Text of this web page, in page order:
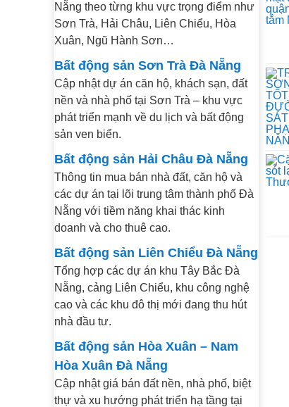
Nẵng theo từng khu vực trọng điểm như
Sơn Trà, Hải Châu, Liên Chiểu, Hòa
Xuân, Ngũ Hành Sơn…
Bất động sản Sơn Trà Đà Nẵng
Cập nhật dự án căn hộ, khách sạn, đất
nền và nhà phố tại Sơn Trà – khu vực
phát triển mạnh về du lịch và bất động
sản ven biển.
Bất động sản Hải Châu Đà Nẵng
Thông tin mua bán nhà đất, căn hộ và
các dự án tại lõi trung tâm thành phố Đà
Nẵng với tiềm năng khai thác kinh
doanh và cho thuê cao.
Bất động sản Liên Chiểu Đà Nẵng
Tổng hợp các dự án khu Tây Bắc Đà
Nẵng, cảng Liên Chiểu, khu công nghệ
cao và các khu đô thị mới đang thu hút
nhà đầu tư.
Bất động sản Hòa Xuân – Nam
Hòa Xuân Đà Nẵng
Cập nhật giá bán đất nền, nhà phố, biệt
thự và xu hướng phát triển hạ tầng tại